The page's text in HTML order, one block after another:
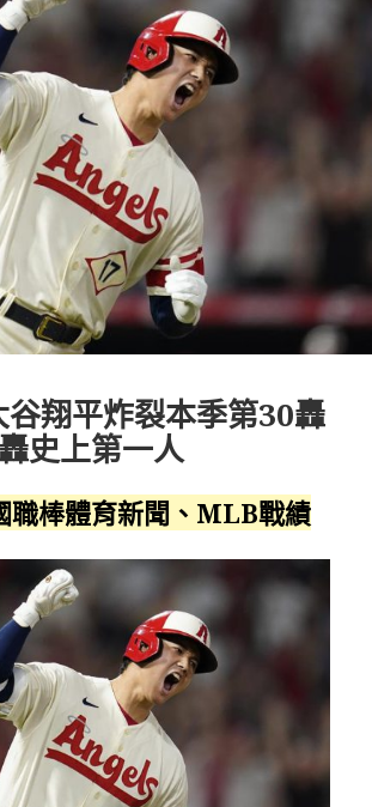
翔平炸裂本季第30轟
史上第一人
職棒體育新聞、MLB戰績